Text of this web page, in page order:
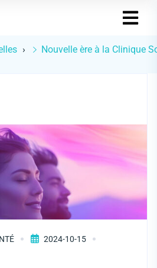
Nouvelle ère à la Clinique
2024-10-15